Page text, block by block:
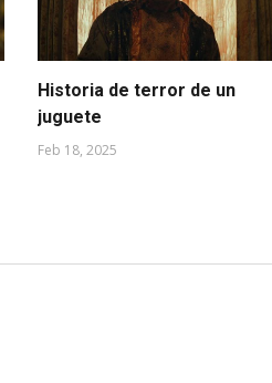
Historia de terror de un
juguete
Feb 18, 2025